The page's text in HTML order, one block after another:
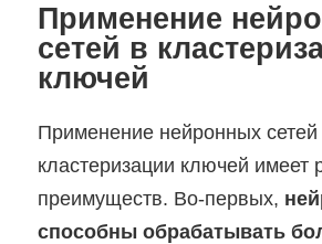
Применение
сетей в
ключей
Применение нейронных сетей
кластеризации ключей имеет
преимуществ. Во-первых,
способны обрабатывать